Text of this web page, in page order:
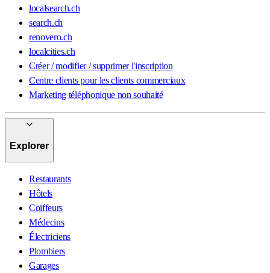
localsearch.ch
search.ch
renovero.ch
localcities.ch
Créer / modifier / supprimer l'inscription
Centre clients pour les clients commerciaux
Marketing téléphonique non souhaité
Explorer
Restaurants
Hôtels
Coiffeurs
Médecins
Électriciens
Plombiers
Garages